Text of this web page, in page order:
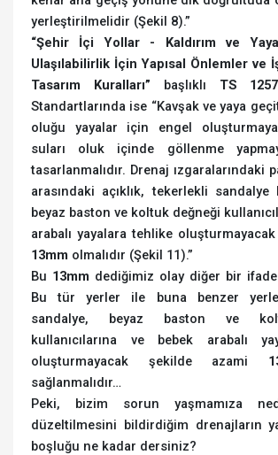
yerleştirilmelidir (Şekil 8).”
“Şehir İçi Yollar - Kaldırım ve
Ulaşılabilirlik İçin Yapısal Önlemler ve
Tasarım Kuralları” başlıklı TS
Standartlarında ise “Kavşak ve yaya
oluğu yayalar için engel
suları oluk içinde göllenme
tasarlanmalıdır. Drenaj ızgaralarındaki
arasındaki açıklık, tekerlekli sandalye
beyaz baston ve koltuk değneği
arabalı yayalara tehlike
13mm olmalıdır (Şekil 11).”
Bu 13mm dediğimiz olay diğer bir
Bu tür yerler ile buna benzer
sandalye, beyaz baston ve
kullanıcılarına ve bebek arabalı
oluşturmayacak şekilde azami
sağlanmalıdır…
Peki, bizim sorun yaşmamıza
düzeltilmesini bildirdiğim drenajların
boşluğu ne kadar dersiniz?